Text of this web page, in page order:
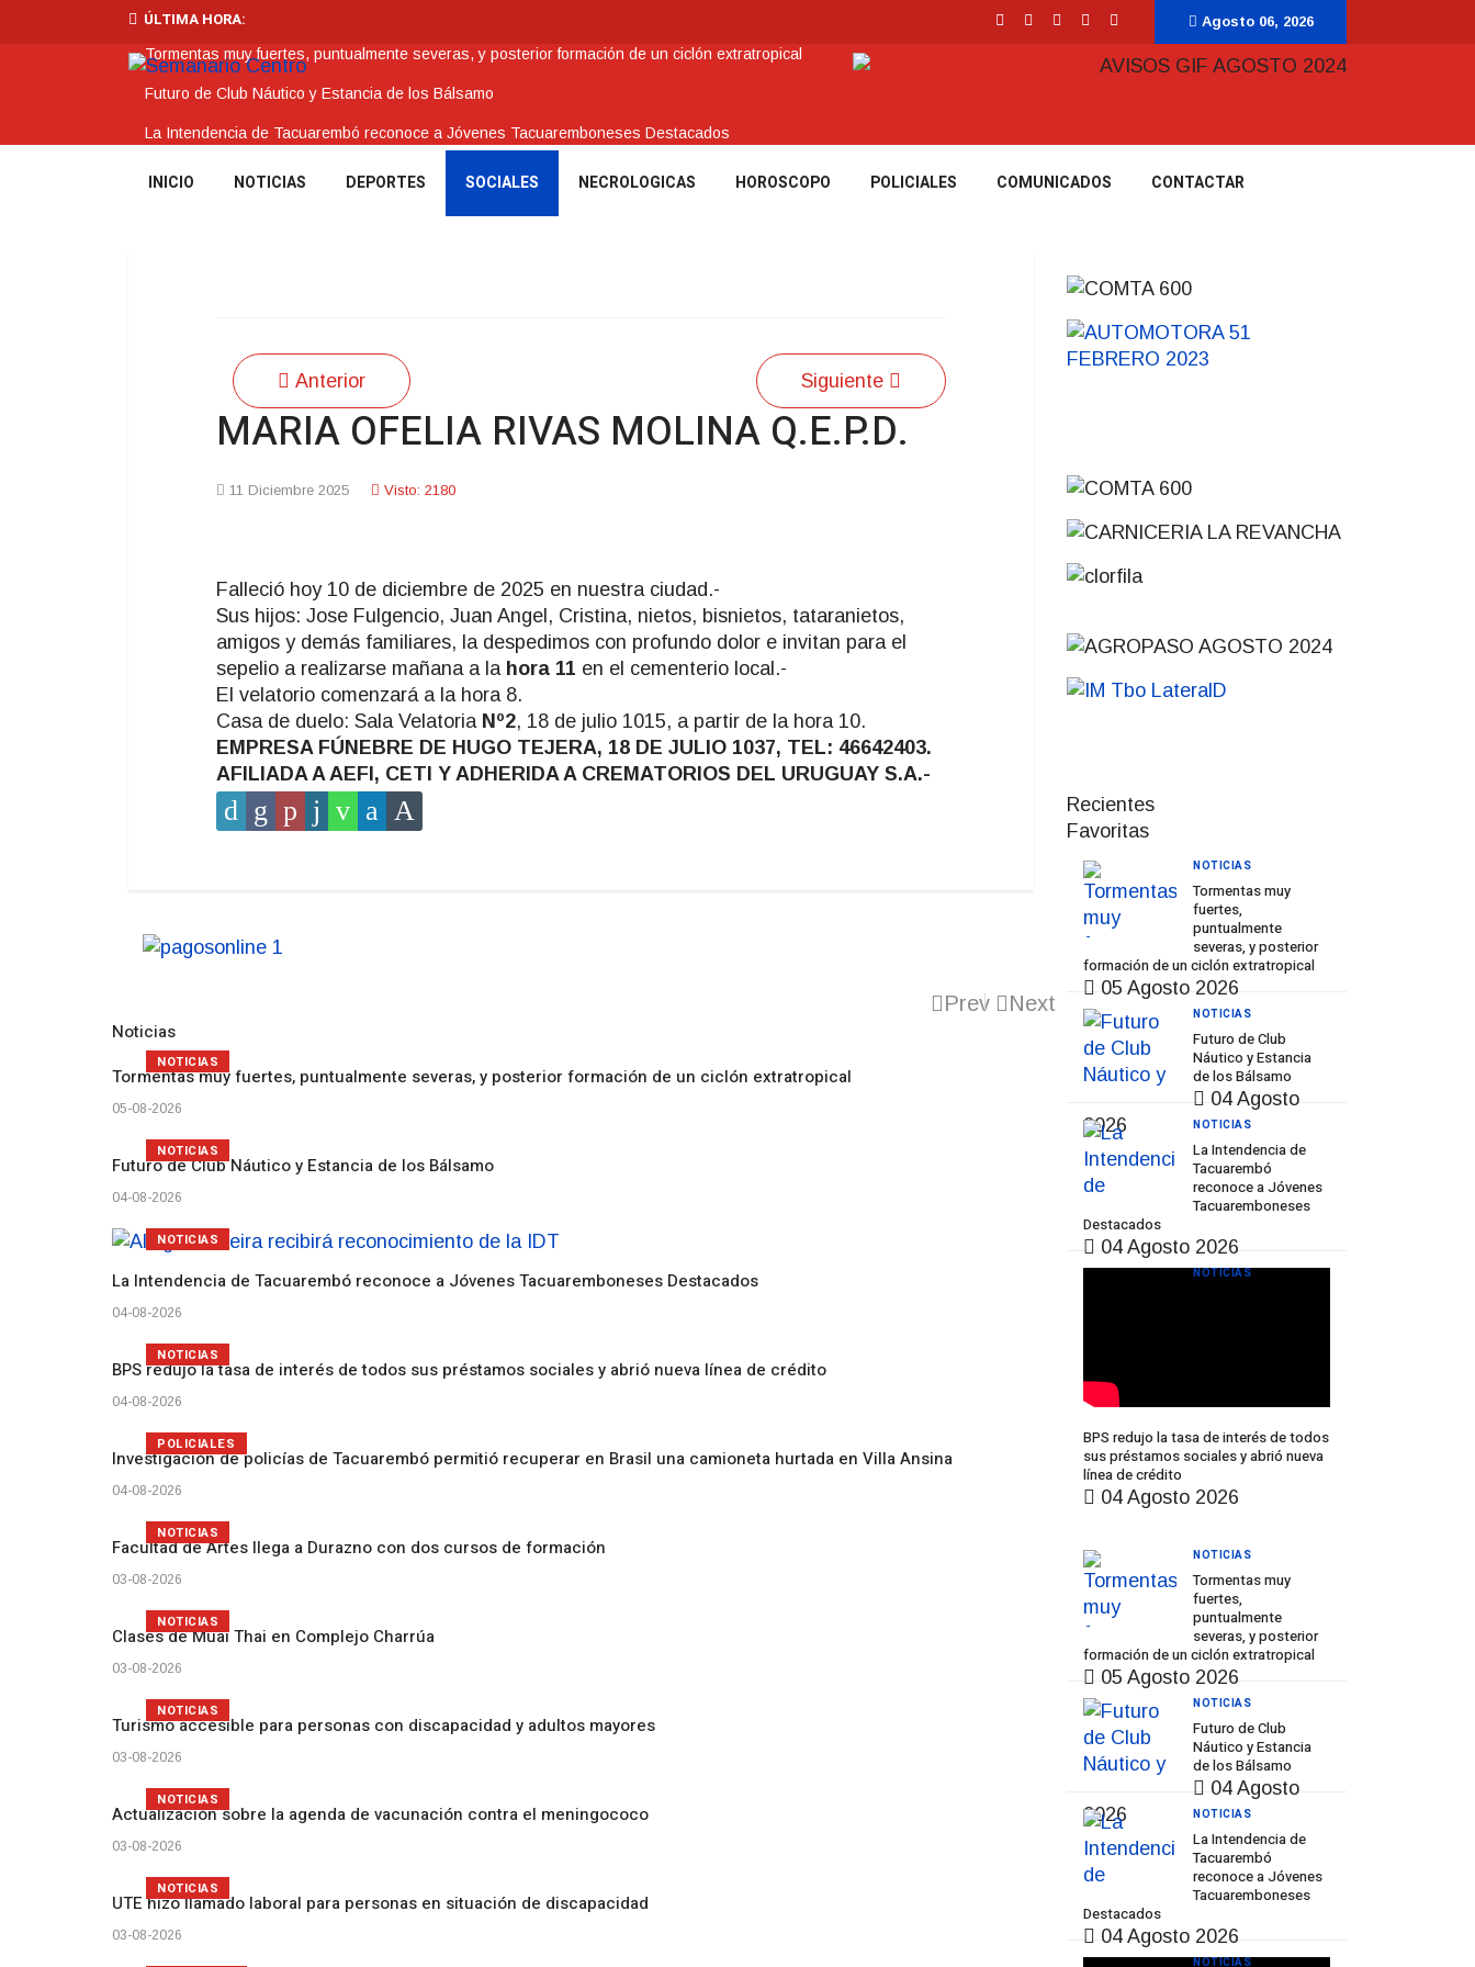
ÚLTIMA HORA:
Tormentas muy fuertes, puntualmente severas, y posterior formación de un ciclón extratropical
Futuro de Club Náutico y Estancia de los Bálsamo
La Intendencia de Tacuarembó reconoce a Jóvenes Tacuaremboneses Destacados
BPS redujo la tasa de interés de todos sus préstamos sociales y abrió nueva línea de crédito
Agosto 06, 2026
INICIO NOTICIAS DEPORTES SOCIALES NECROLOGICAS HOROSCOPO POLICIALES COMUNICADOS CONTACTAR
Anterior Siguiente
MARIA OFELIA RIVAS MOLINA Q.E.P.D.
11 Diciembre 2025 Visto: 2180
Falleció hoy 10 de diciembre de 2025 en nuestra ciudad.-
Sus hijos: Jose Fulgencio, Juan Angel, Cristina, nietos, bisnietos, tataranietos,
amigos y demás familiares, la despedimos con profundo dolor e invitan para el
sepelio a realizarse mañana a la hora 11 en el cementerio local.-
El velatorio comenzará a la hora 8.
Casa de duelo: Sala Velatoria Nº2, 18 de julio 1015, a partir de la hora 10.
EMPRESA FÚNEBRE DE HUGO TEJERA, 18 DE JULIO 1037, TEL: 46642403.
AFILIADA A AEFI, CETI Y ADHERIDA A CREMATORIOS DEL URUGUAY S.A.-
Noticias
Prev Next
Tormentas muy fuertes, puntualmente severas, y posterior formación de un ciclón extratropical
05-08-2026
NOTICIAS
Futuro de Club Náutico y Estancia de los Bálsamo
04-08-2026
NOTICIAS
La Intendencia de Tacuarembó reconoce a Jóvenes Tacuaremboneses Destacados
04-08-2026
NOTICIAS
BPS redujo la tasa de interés de todos sus préstamos sociales y abrió nueva línea de crédito
04-08-2026
NOTICIAS
Investigación de policías de Tacuarembó permitió recuperar en Brasil una camioneta hurtada en Villa Ansina
04-08-2026
POLICIALES
Facultad de Artes llega a Durazno con dos cursos de formación
03-08-2026
NOTICIAS
Clases de Muai Thai en Complejo Charrúa
03-08-2026
NOTICIAS
Turismo accesible para personas con discapacidad y adultos mayores
03-08-2026
NOTICIAS
Actualización sobre la agenda de vacunación contra el meningococo
03-08-2026
NOTICIAS
UTE hizo llamado laboral para personas en situación de discapacidad
03-08-2026
NOTICIAS
Recientes
Favoritas
Tormentas muy
fuertes,
puntualmente
severas, y posterior
formación de un ciclón extratropical
05 Agosto 2026
NOTICIAS
Futuro de Club
Náutico y Estancia
de los Bálsamo
04 Agosto
2026
NOTICIAS
La Intendencia de
Tacuarembó
reconoce a Jóvenes
Tacuaremboneses
Destacados
04 Agosto 2026
NOTICIAS
BPS redujo la tasa de interés de todos
sus préstamos sociales y abrió nueva
línea de crédito
04 Agosto 2026
NOTICIAS
Tormentas muy
fuertes,
puntualmente
severas, y posterior
formación de un ciclón extratropical
05 Agosto 2026
NOTICIAS
Futuro de Club
Náutico y Estancia
de los Bálsamo
04 Agosto
2026
NOTICIAS
La Intendencia de
Tacuarembó
reconoce a Jóvenes
Tacuaremboneses
Destacados
04 Agosto 2026
NOTICIAS
NOTICIAS